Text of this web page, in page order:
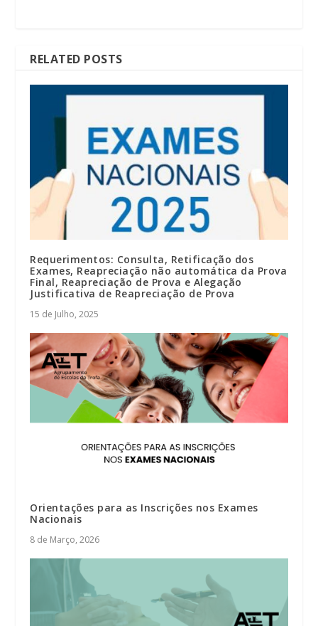
RELATED POSTS
Requerimentos: Consulta, Retificação dos
Exames, Reapreciação não automática da Prova
Final, Reapreciação de Prova e Alegação
Justificativa de Reapreciação de Prova
15 de Julho, 2025
Orientações para as Inscrições nos Exames
Nacionais
8 de Março, 2026